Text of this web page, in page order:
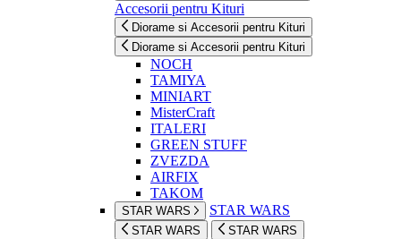
Accesorii pentru Kituri
Diorame si Accesorii pentru Kituri
Diorame si Accesorii pentru Kituri
NOCH
TAMIYA
MINIART
MisterCraft
ITALERI
GREEN STUFF
ZVEZDA
AIRFIX
TAKOM
STAR WARS STAR WARS
STAR WARS STAR WARS